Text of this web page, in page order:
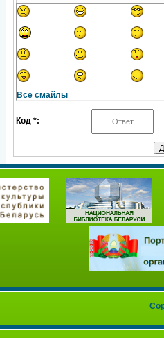
Все смайлы
Код *: